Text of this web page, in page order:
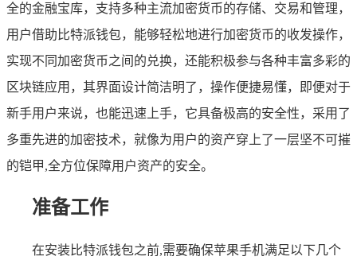
全的金融宝库，支持多种主流加密货币的存储、交易和管理，
用户借助比特派钱包，能够轻松地进行加密货币的收发操作，
实现不同加密货币之间的兑换，还能积极参与各种丰富多彩的
区块链应用，其界面设计简洁明了，操作便捷易懂，即便对于
新手用户来说，也能迅速上手，它具备极高的安全性，采用了
多重先进的加密技术，就像为用户的资产穿上了一层坚不可摧
的铠甲,全方位保障用户资产的安全。
准备工作
在安装比特派钱包之前,需要确保苹果手机满足以下几个